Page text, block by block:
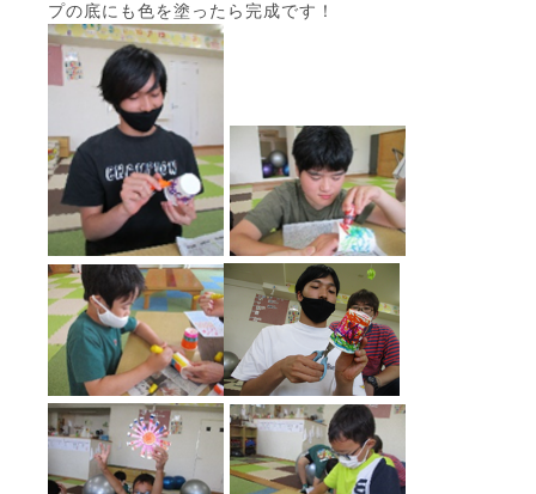
プの底にも色を塗ったら完成です！